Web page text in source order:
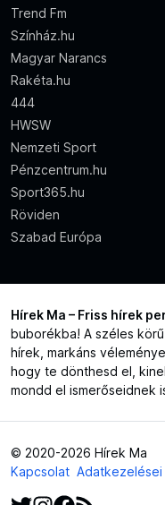
Trend Fm
Színház.hu
Magyar Narancs
Rakéta.hu
444
HWSW
Nemzeti Sport
Pénzcentrum.hu
Sport365.hu
Röviden
Szabad Európa
Hírek Ma – Friss hírek
buborékba! A széles
hírek, markáns
hogy te dönthesd el,
mondd el ismerőseidnek
© 2020-2026 Hírek Ma
Kapcsolat